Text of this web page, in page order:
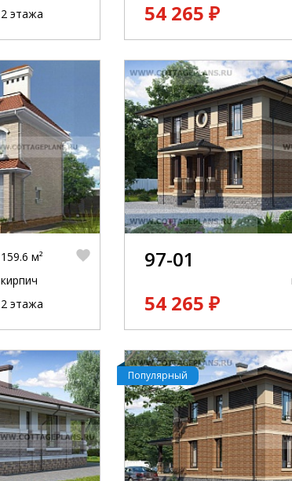
2 этажа
54 265 ₽
159.6 м²
кирпич
2 этажа
97-01
54 265 ₽
Популярный